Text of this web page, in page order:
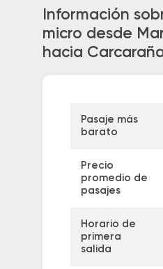
Información
micro desde
hacia
Pasaje más
barato
Precio
promedio de
pasajes
Horario de
primera
salida